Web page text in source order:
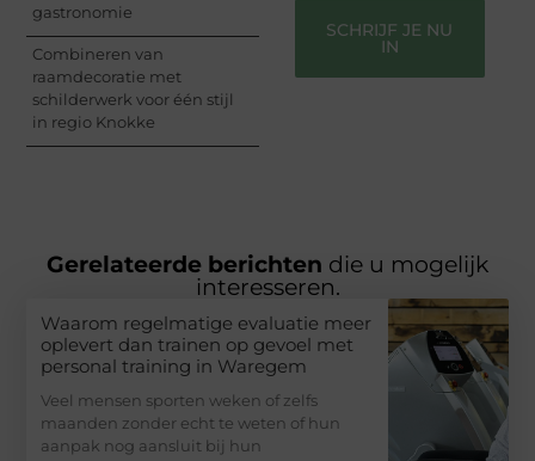
gastronomie
Combineren van
raamdecoratie met
schilderwerk voor één stijl
in regio Knokke
SCHRIJF JE NU
IN
Gerelateerde berichten die u mogelijk
interesseren.
Waarom regelmatige evaluatie meer
oplevert dan trainen op gevoel met
personal training in Waregem
Veel mensen sporten weken of zelfs
maanden zonder echt te weten of hun
aanpak nog aansluit bij hun